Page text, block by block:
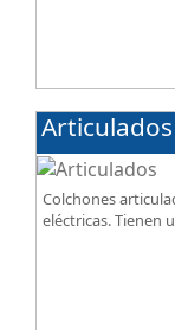
Articulados
Colchones
eléctricas. Tienen